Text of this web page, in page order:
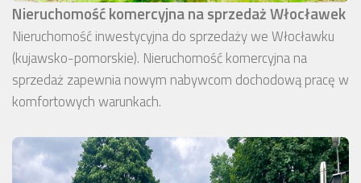
Nieruchomość komercyjna na sprzedaż Włocławek
Nieruchomość inwestycyjna do sprzedaży we Włocławku
(kujawsko-pomorskie). Nieruchomość komercyjna na
sprzedaż zapewnia nowym nabywcom dochodową pracę w
komfortowych warunkach.